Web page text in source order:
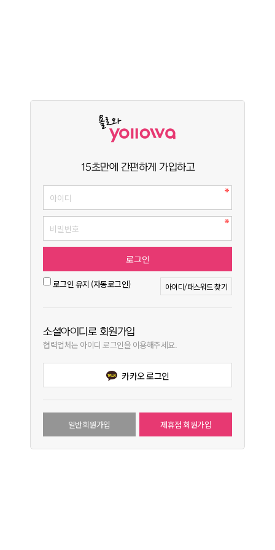
15초만에 간편하게 가입하고
로그인 유지 (자동로그인) 아이디/패스워드 찾기
소셜아이디로 회원가입
협력업체는 아이디 로그인을 이용해주세요.
카카오 로그인
일반회원가입 제휴점 회원가입